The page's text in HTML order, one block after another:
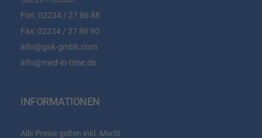
Fon: 02234 / 27 86 88
Fax: 02234 / 27 86 90
info@gak-gmbh.com
info@med-in-time.de
INFORMATIONEN
Alle Preise gelten inkl. MwSt.